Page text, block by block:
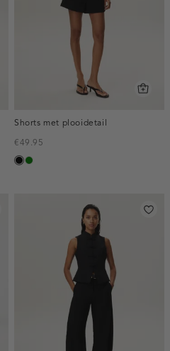
Shorts met plooidetail
€49.95
zwartgroen